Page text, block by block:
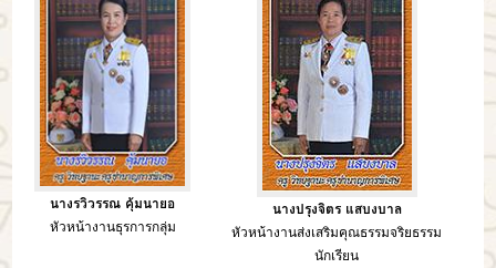
นางรวิวรรณ คุ้มนายอ
หัวหน้างานธุรการกลุ่ม
นางปรุงจิตร แสบงบาล
หัวหน้างานส่งเสริมคุณธรรมจริยธรรม
นักเรียน